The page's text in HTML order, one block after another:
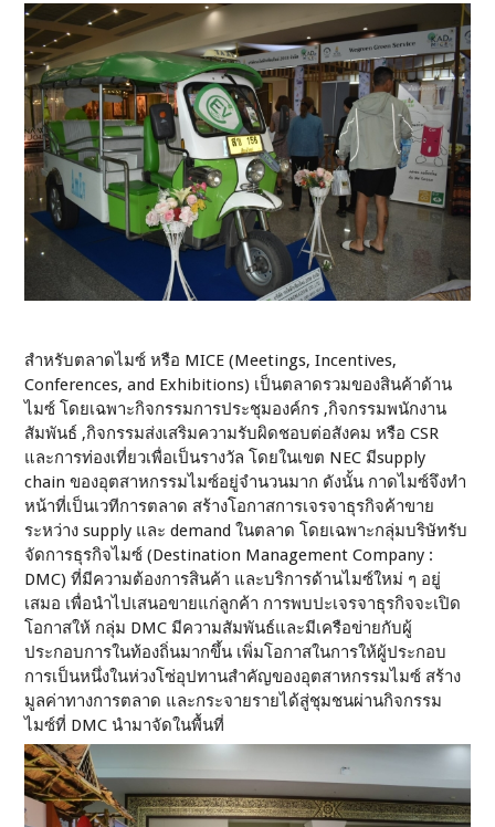
สำหรับตลาดไมซ์ หรือ MICE (Meetings, Incentives,
Conferences, and Exhibitions) เป็นตลาดรวมของสินค้าด้าน
ไมซ์ โดยเฉพาะกิจกรรมการประชุมองค์กร ,กิจกรรมพนักงาน
สัมพันธ์ ,กิจกรรมส่งเสริมความรับผิดชอบต่อสังคม หรือ CSR
และการท่องเที่ยวเพื่อเป็นรางวัล โดยในเขต NEC มีsupply
chain ของอุตสาหกรรมไมซ์อยู่จำนวนมาก ดังนั้น กาดไมซ์จึงทำ
หน้าที่เป็นเวทีการตลาด สร้างโอกาสการเจรจาธุรกิจค้าขาย
ระหว่าง supply และ demand ในตลาด โดยเฉพาะกลุ่มบริษัทรับ
จัดการธุรกิจไมซ์ (Destination Management Company :
DMC) ที่มีความต้องการสินค้า และบริการด้านไมซ์ใหม่ ๆ อยู่
เสมอ เพื่อนำไปเสนอขายแก่ลูกค้า การพบปะเจรจาธุรกิจจะเปิด
โอกาสให้ กลุ่ม DMC มีความสัมพันธ์และมีเครือข่ายกับผู้
ประกอบการในท้องถิ่นมากขึ้น เพิ่มโอกาสในการให้ผู้ประกอบ
การเป็นหนึ่งในห่วงโซ่อุปทานสำคัญของอุตสาหกรรมไมซ์ สร้าง
มูลค่าทางการตลาด และกระจายรายได้สู่ชุมชนผ่านกิจกรรม
ไมซ์ที่ DMC นำมาจัดในพื้นที่